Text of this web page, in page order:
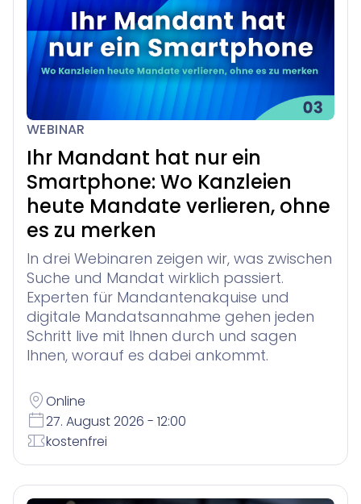
WEBINAR
Ihr Mandant hat nur ein
Smartphone: Wo Kanzleien
heute Mandate verlieren, ohne
es zu merken
In drei Webinaren zeigen wir, was zwischen
Suche und Mandat wirklich passiert.
Experten für Mandantenakquise und
digitale Mandatsannahme gehen jeden
Schritt live mit Ihnen durch und sagen
Ihnen, worauf es dabei ankommt.
Online
27. August 2026 - 12:00
kostenfrei